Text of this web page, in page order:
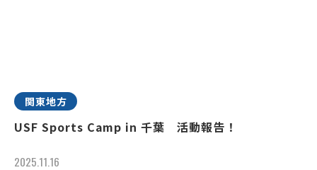
関東地方
USF Sports Camp in 千葉 活動報告！
2025.11.16